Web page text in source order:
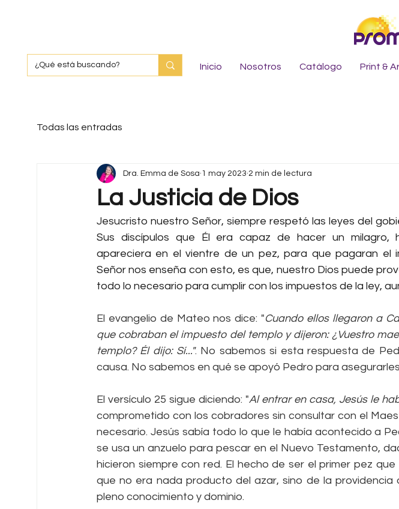
Inicio Nosotros Catálogo Print &
Todas las entradas
La Justicia de Dios
Dra. Emma de Sosa 1 may 2023 2 min de lectura
Jesucristo nuestro Señor, siempre respetó las leyes del
Sus discípulos que Él era capaz de hacer un milagro,
apareciera en el vientre de un pez, para que pagaran el
Señor nos enseña con esto, es que, nuestro Dios puede
todo lo necesario para cumplir con los impuestos de la ley,
El evangelio de Mateo nos dice: "Cuando ellos llegaron a
que cobraban el impuesto del templo y dijeron: ¿Vuestro
templo? Él dijo: Sí...". No sabemos si esta respuesta de
causa. No sabemos en qué se apoyó Pedro para
El versículo 25 sigue diciendo: "Al entrar en casa, Jesús le
comprometido con los cobradores sin consultar con el
necesario. Jesús sabía todo lo que le había acontecido a
se usa un anzuelo para pescar en el Nuevo Testamento,
hicieron siempre con red. El hecho de ser el primer pez
que no era nada producto del azar, sino de la providencia
pleno conocimiento y dominio.